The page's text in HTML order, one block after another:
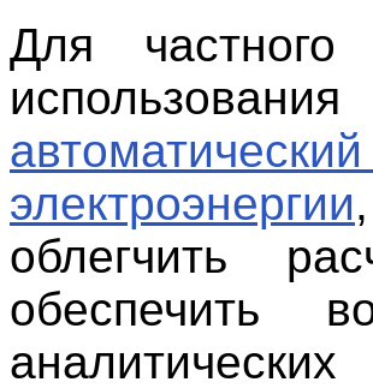
Для частного
электроэнергии
облегчить
обеспечить